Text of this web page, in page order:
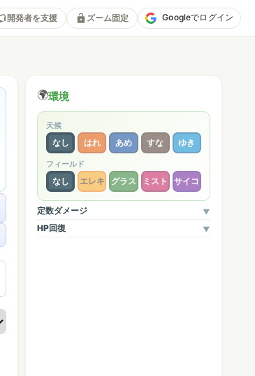
開発者を支援 ズーム固定 Googleでログイン
🌍環境
天候
なし
はれ あめ すな ゆき
フィールド
なし
エレキ グラス ミスト サイコ
定数ダメージ ▼
HP回復 ▼